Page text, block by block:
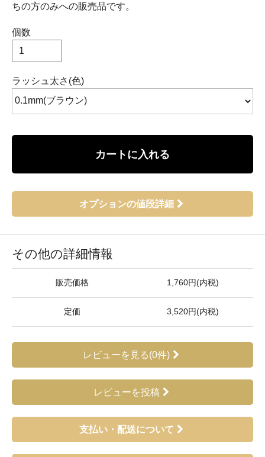
ちの方のみへの販売品です。
個数
ラッシュ太さ(色)
カートに入れる
オプションの値段詳細
その他の詳細情報
販売価格 1,760円(内税)
定価 3,520円(内税)
レビューを見る(0件)
レビューを投稿
支払い・配送について